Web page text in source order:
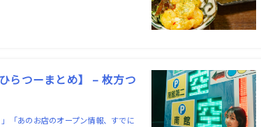
らつーまとめ】 – 枚方つ
「あのお店のオープン情報、すでに